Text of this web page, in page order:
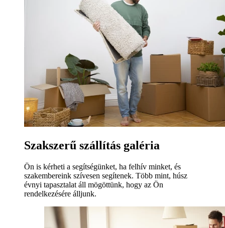
Szakszerű szállítás galéria
Ön is kérheti a segítségünket, ha felhív minket, és
szakembereink szívesen segítenek. Több mint, húsz
évnyi tapasztalat áll mögöttünk, hogy az Ön
rendelkezésére álljunk.